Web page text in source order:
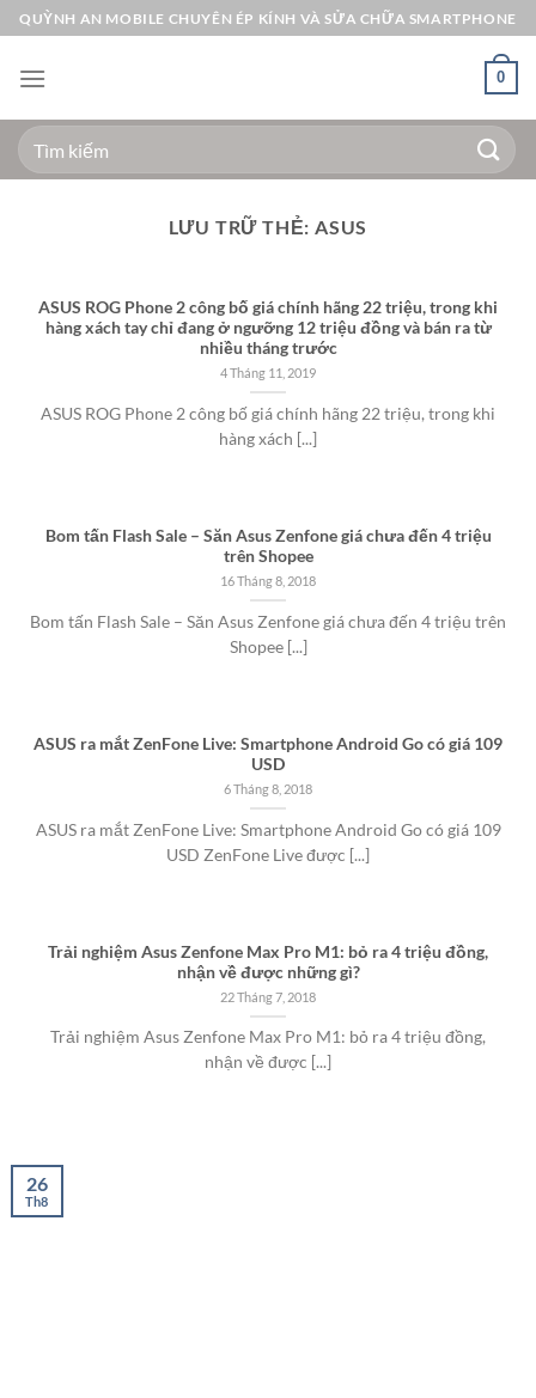
Bỏ
qua
nội
QUỲNH AN MOBILE CHUYÊN ÉP KÍNH VÀ SỬA CHỮA SMARTPHONE
0
Tìm
kiếm:
LƯU TRỮ THẺ:ASUS
ASUS ROG Phone 2 công bố giá chính hãng 22 triệu, trong khi
hàng xách tay chỉ đang ở ngưỡng 12 triệu đồng và bán ra từ
nhiều tháng trước
4 Tháng 11, 2019
ASUS ROG Phone 2 công bố giá chính hãng 22 triệu, trong khi
hàng xách [...]
Bom tấn Flash Sale – Săn Asus Zenfone giá chưa đến 4 triệu
trên Shopee
16 Tháng 8, 2018
Bom tấn Flash Sale – Săn Asus Zenfone giá chưa đến 4 triệu trên
Shopee [...]
ASUS ra mắt ZenFone Live: Smartphone Android Go có giá 109
USD
6 Tháng 8, 2018
ASUS ra mắt ZenFone Live: Smartphone Android Go có giá 109
USD ZenFone Live được [...]
Trải nghiệm Asus Zenfone Max Pro M1: bỏ ra 4 triệu đồng,
nhận về được những gì?
22 Tháng 7, 2018
Trải nghiệm Asus Zenfone Max Pro M1: bỏ ra 4 triệu đồng,
nhận về được [...]
26
Th8